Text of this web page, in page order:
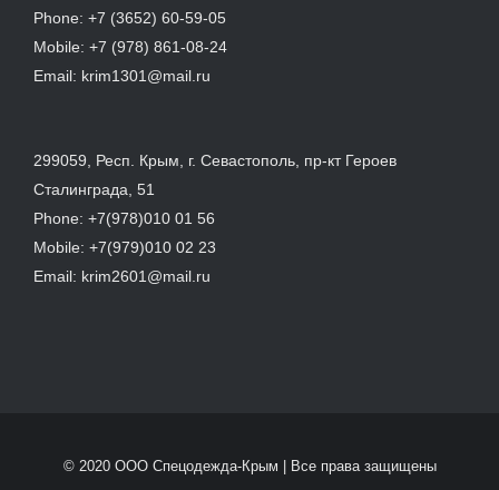
Phone: +7 (3652) 60-59-05
Mobile: +7 (978) 861-08-24
Email: krim1301@mail.ru
299059, Респ. Крым, г. Севастополь, пр-кт Героев
Сталинграда, 51
Phone: +7(978)010 01 56
Mobile: +7(979)010 02 23
Email: krim2601@mail.ru
© 2020 ООО Спецодежда-Крым | Все права защищены